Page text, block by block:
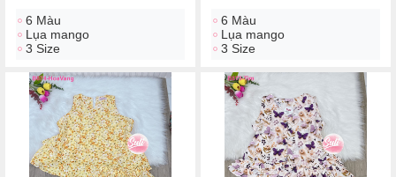
6 Màu
Lụa mango
3 Size
6 Màu
Lụa mango
3 Size